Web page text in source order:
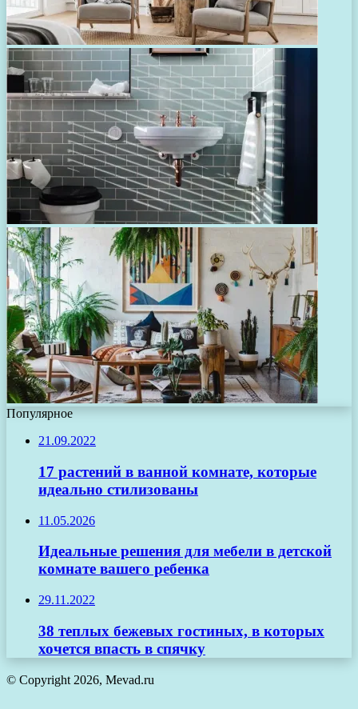
Популярное
21.09.2022
17 растений в ванной комнате, которые
идеально стилизованы
11.05.2026
Идеальные решения для мебели в детской
комнате вашего ребенка
29.11.2022
38 теплых бежевых гостиных, в которых
хочется впасть в спячку
© Copyright 2026, Mevad.ru